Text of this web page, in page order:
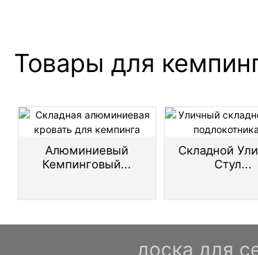
Товары для
Алюминиевый
Кемпинговый...
Складной
Стул...
доска для